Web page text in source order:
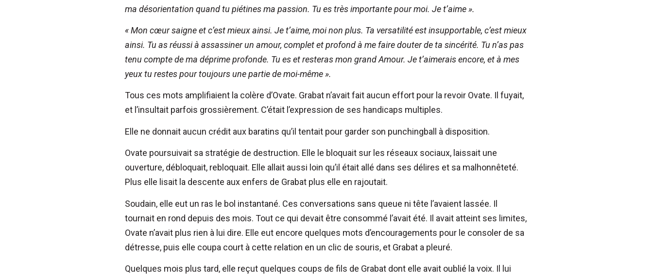
ma désorientation quand tu piétines ma passion. Tu es très importante pour moi. Je t’aime ».
« Mon cœur saigne et c’est mieux ainsi. Je t’aime, moi non plus. Ta versatilité est insupportable, c’est mieux
ainsi. Tu as réussi à assassiner un amour, complet et profond à me faire douter de ta sincérité. Tu n’as pas
tenu compte de ma déprime profonde. Tu es et resteras mon grand Amour. Je t’aimerais encore, et à mes
yeux tu restes pour toujours une partie de moi-même ».
Tous ces mots amplifiaient la colère d’Ovate. Grabat n’avait fait aucun effort pour la revoir Ovate. Il fuyait,
et l’insultait parfois grossièrement. C’était l’expression de ses handicaps multiples.
Elle ne donnait aucun crédit aux baratins qu’il tentait pour garder son punchingball à disposition.
Ovate poursuivait sa stratégie de destruction. Elle le bloquait sur les réseaux sociaux, laissait une
ouverture, débloquait, rebloquait. Elle allait aussi loin qu’il était allé dans ses délires et sa malhonnêteté.
Plus elle lisait la descente aux enfers de Grabat plus elle en rajoutait.
Soudain, elle eut un ras le bol instantané. Ces conversations sans queue ni tête l’avaient lassée. Il
tournait en rond depuis des mois. Tout ce qui devait être consommé l’avait été. Il avait atteint ses limites,
Ovate n’avait plus rien à lui dire. Elle eut encore quelques mots d’encouragements pour le consoler de sa
détresse, puis elle coupa court à cette relation en un clic de souris, et Grabat a pleuré.
Quelques mois plus tard, elle reçut quelques coups de fils de Grabat dont elle avait oublié la voix. Il lui